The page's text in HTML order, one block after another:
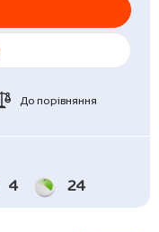
До порівняння
4 24